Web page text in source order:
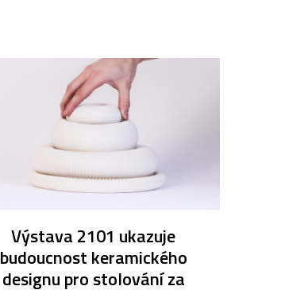
Výstava 2101 ukazuje
budoucnost keramického
designu pro stolování za